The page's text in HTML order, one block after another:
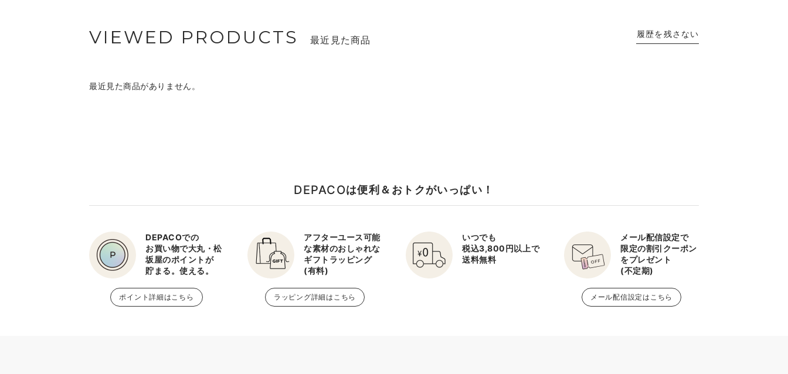
VIEWED PRODUCTS 最近見た商品
最近見た商品がありません。
履歴を残さない
DEPACOは便利＆おトクがいっぱい！
DEPACOでの
お買い物で大丸・松
坂屋のポイントが
貯まる。使える。
ポイント詳細はこちら
アフターユース可能
な素材のおしゃれな
ギフトラッピング
(有料)
ラッピング詳細はこちら
いつでも
税込3,800円以上で
送料無料
メール配信設定で
限定の割引クーポン
をプレゼント
(不定期)
メール配信設定はこちら